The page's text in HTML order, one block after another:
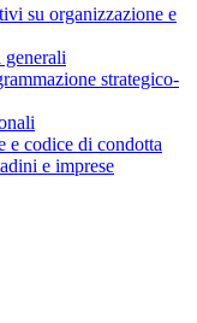
su organizzazione e
strategico-
e codice di condotta
e imprese